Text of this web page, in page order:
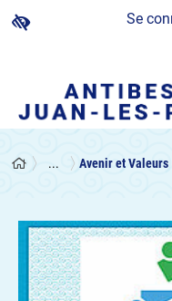
Se
... Avenir et Valeurs